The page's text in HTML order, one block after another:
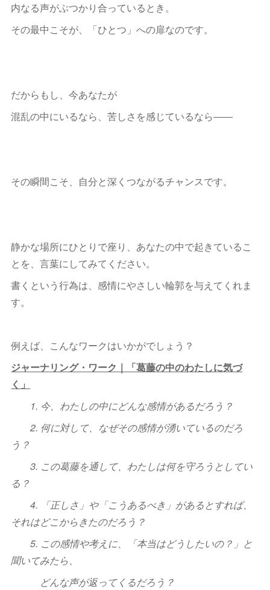
内なる声がぶつかり合っているとき。
その最中こそが、「ひとつ」への扉なのです。
だからもし、今あなたが
混乱の中にいるなら、苦しさを感じているなら――
その瞬間こそ、自分と深くつながるチャンスです。
静かな場所にひとりで座り、あなたの中で起きているこ
とを、言葉にしてみてください。
書くという行為は、感情にやさしい輪郭を与えてくれま
す。
例えば、こんなワークはいかがでしょう？
ジャーナリング・ワーク｜「葛藤の中のわたしに気づ
く」
1. 今、わたしの中にどんな感情があるだろう？
2. 何に対して、なぜその感情が湧いているのだろ
う？
3. この葛藤を通して、わたしは何を守ろうとしてい
る？
4. 「正しさ」や「こうあるべき」があるとすれば、
それはどこからきたのだろう？
5. この感情や考えに、「本当はどうしたいの？」と
聞いてみたら、
どんな声が返ってくるだろう？